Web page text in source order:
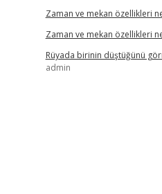
Zaman ve mekan özellikleri
Zaman ve mekan özellikleri
Rüyada birinin düştüğünü
admin